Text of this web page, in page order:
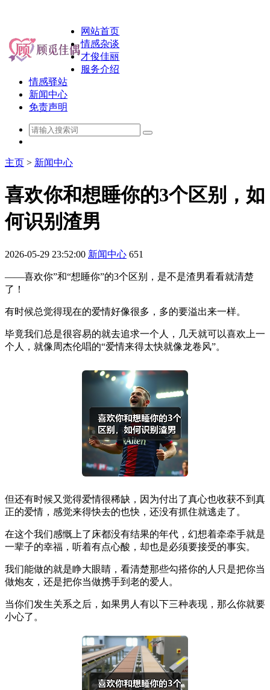
网站首页
情感杂谈
才俊佳丽
服务介绍
情感驿站
新闻中心
免责声明
主页 > 新闻中心
喜欢你和想睡你的3个区别，如
何识别渣男
2026-05-29 23:52:00 新闻中心 651
​——喜欢你”和“想睡你”的3个区别，是不是渣男看看就清楚
了！
有时候总觉得现在的爱情好像很多，多的要溢出来一样。
毕竟我们总是很容易的就去追求一个人，几天就可以喜欢上一
个人，就像周杰伦唱的“爱情来得太快就像龙卷风”。
但还有时候又觉得爱情很稀缺，因为付出了真心也收获不到真
正的爱情，感觉来得快去的也快，还没有抓住就逃走了。
在这个我们感慨上了床都没有结果的年代，幻想着牵牵手就是
一辈子的幸福，听着有点心酸，却也是必须要接受的事实。
我们能做的就是睁大眼睛，看清楚那些勾搭你的人只是把你当
做炮友，还是把你当做携手到老的爱人。
当你们发生关系之后，如果男人有以下三种表现，那么你就要
小心了。